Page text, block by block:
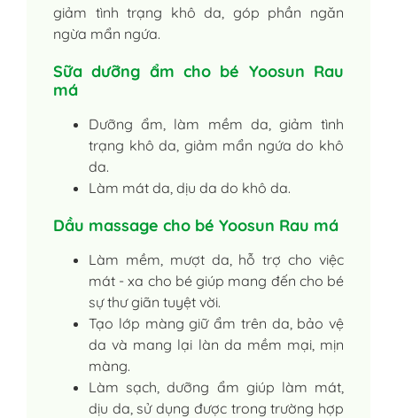
giảm tình trạng khô da, góp phần ngăn
ngừa mẩn ngứa.
Sữa dưỡng ẩm cho bé Yoosun Rau
má
Dưỡng ẩm, làm mềm da, giảm tình
trạng khô da, giảm mẩn ngứa do khô
da.
Làm mát da, dịu da do khô da.
Dầu massage cho bé Yoosun Rau má
Làm mềm, mượt da, hỗ trợ cho việc
mát - xa cho bé giúp mang đến cho bé
sự thư giãn tuyệt vời.
Tạo lớp màng giữ ẩm trên da, bảo vệ
da và mang lại làn da mềm mại, mịn
màng.
Làm sạch, dưỡng ẩm giúp làm mát,
dịu da, sử dụng được trong trường hợp